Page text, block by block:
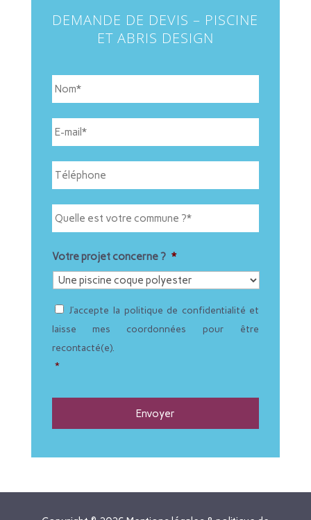
DEMANDE DE DEVIS – PISCINE
ET ABRIS DESIGN
N
o
E
-
T
é
p
h
n
*
Q
u
l
e
t
o
t
r
o
m
*
Ville
Votre projet concerne ? *
R
G
P
*
J’accepte la politique de confidentialité et
laisse mes coordonnées pour être
recontacté(e).
*